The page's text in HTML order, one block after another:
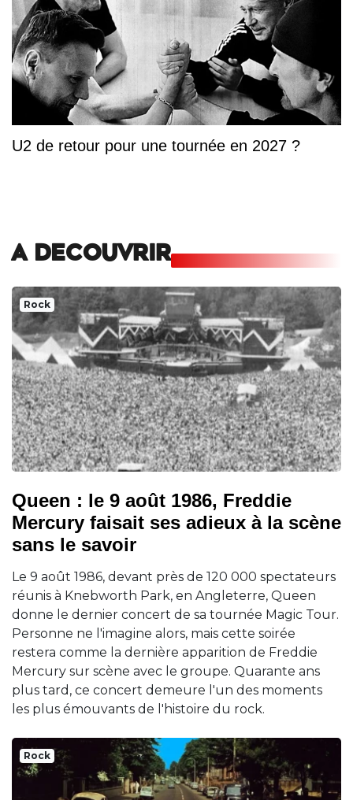
U2 de retour pour une tournée en 2027 ?
A DECOUVRIR
Rock
Queen : le 9 août 1986, Freddie
Mercury faisait ses adieux à la scène
sans le savoir
Le 9 août 1986, devant près de 120 000 spectateurs
réunis à Knebworth Park, en Angleterre, Queen
donne le dernier concert de sa tournée Magic Tour.
Personne ne l'imagine alors, mais cette soirée
restera comme la dernière apparition de Freddie
Mercury sur scène avec le groupe. Quarante ans
plus tard, ce concert demeure l'un des moments
les plus émouvants de l'histoire du rock.
Rock